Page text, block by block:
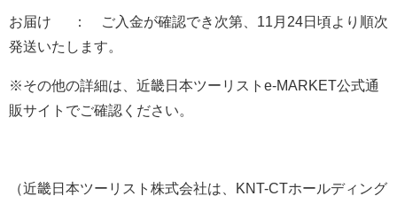
お届け ： ご入金が確認でき次第、11月24日頃より順次
発送いたします。
※その他の詳細は、近畿日本ツーリストe-MARKET公式通
販サイトでご確認ください。
（近畿日本ツーリスト株式会社は、KNT-CTホールディング